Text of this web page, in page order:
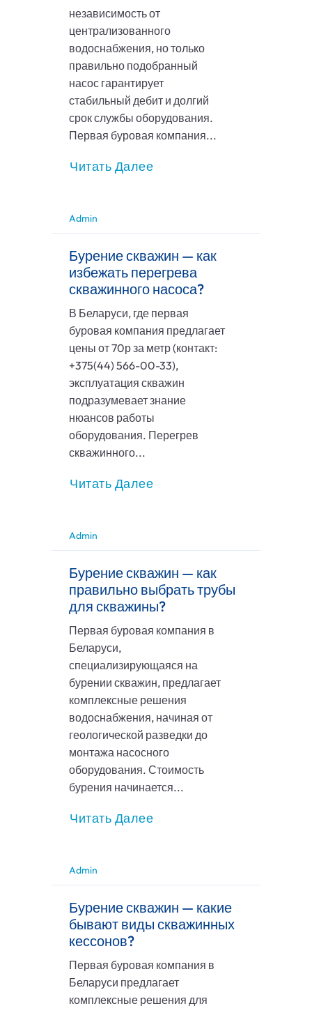
независимость от
централизованного
водоснабжения, но только
правильно подобранный
насос гарантирует
стабильный дебит и долгий
срок службы оборудования.
Первая буровая компания...
Читать Далее
Admin
Бурение скважин — как
избежать перегрева
скважинного насоса?
В Беларуси, где первая
буровая компания предлагает
цены от 70р за метр (контакт:
+375(44) 566-00-33),
эксплуатация скважин
подразумевает знание
нюансов работы
оборудования. Перегрев
скважинного...
Читать Далее
Admin
Бурение скважин — как
правильно выбрать трубы
для скважины?
Первая буровая компания в
Беларуси,
специализирующаяся на
бурении скважин, предлагает
комплексные решения
водоснабжения, начиная от
геологической разведки до
монтажа насосного
оборудования. Стоимость
бурения начинается...
Читать Далее
Admin
Бурение скважин — какие
бывают виды скважинных
кессонов?
Первая буровая компания в
Беларуси предлагает
комплексные решения для